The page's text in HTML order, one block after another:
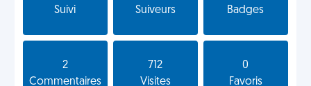
Suivi
Suiveurs
Badges
2
Commentaires
712
Visites
0
Favoris